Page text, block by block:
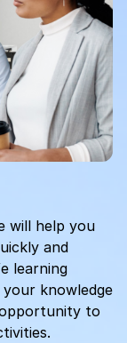
will help you
and
learning
knowledge
to